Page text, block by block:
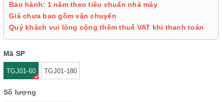
Bảo hành: 1 năm theo tiêu chuẩn nhà máy
Giá chưa bao gồm vận chuyển
Quý khách vui lòng cộng thêm thuế VAT khi thanh toán
Mã SP
TGJ01-60 TGJ01-180
Số lượng